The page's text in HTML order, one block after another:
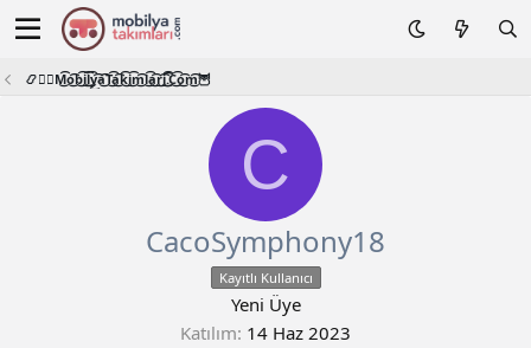
📿🧙‍♂️M͜͡o͜͡b͜͡i͜͡l͜͡y͜͡a͜͡T͜͡a͜͡k͜͡i͜͡m͜͡l͜͡a͜͡r͜͡i͜͡.͜͡C͜͡o͜͡m͜͡🦉
C
CacoSymphony18
Kayıtlı Kullanıcı
Yeni Üye
Katılım 14 Haz 2023